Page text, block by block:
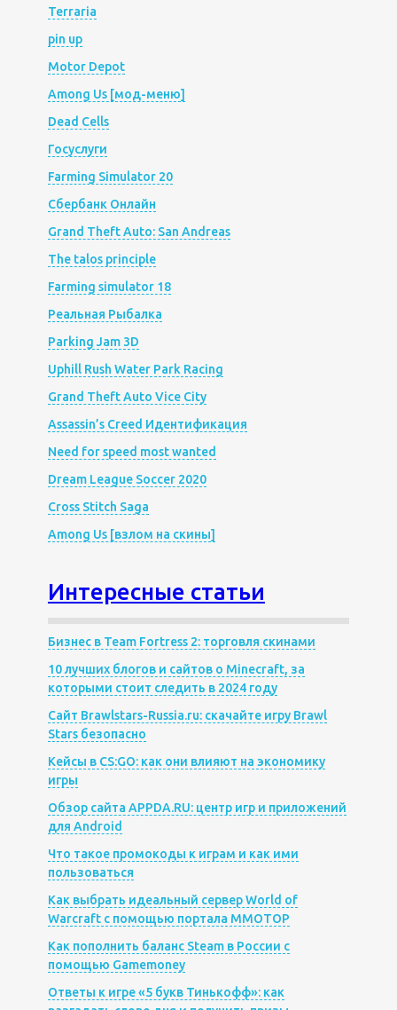
Terraria
pin up
Motor Depot
Among Us [мод-меню]
Dead Cells
Госуслуги
Farming Simulator 20
Сбербанк Онлайн
Grand Theft Auto: San Andreas
The talos principle
Farming simulator 18
Реальная Рыбалка
Parking Jam 3D
Uphill Rush Water Park Racing
Grand Theft Auto Vice City
Assassin’s Creed Идентификация
Need for speed most wanted
Dream League Soccer 2020
Cross Stitch Saga
Among Us [взлом на скины]
Интересные статьи
Бизнес в Team Fortress 2: торговля скинами
10 лучших блогов и сайтов о Minecraft, за
которыми стоит следить в 2024 году
Сайт Brawlstars-Russia.ru: скачайте игру Brawl
Stars безопасно
Кейсы в CS:GO: как они влияют на экономику
игры
Обзор сайта APPDA.RU: центр игр и приложений
для Android
Что такое промокоды к играм и как ими
пользоваться
Как выбрать идеальный сервер World of
Warcraft с помощью портала MMOTOP
Как пополнить баланс Steam в России с
помощью Gamemoney
Ответы к игре «5 букв Тинькофф»: как